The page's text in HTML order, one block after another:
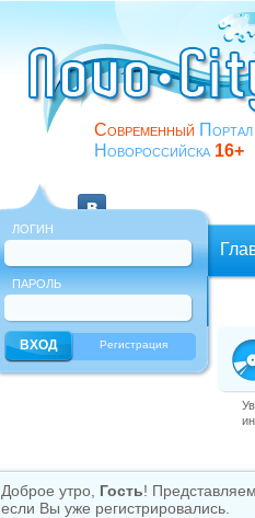
Современный Портал
Новороссийска 16+
ЛОГИН
ПАРОЛЬ
Регистрация
Доброе утро, Гость!
если Вы уже регистрировались.